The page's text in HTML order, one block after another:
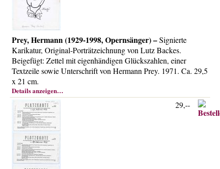
Prey, Hermann (1929-1998, Opernsänger) –Signierte
Karikatur, Original-Porträtzeichnung von Lutz Backes.
Beigefügt: Zettel mit eigenhändigen Glückszahlen, einer
Textzeile sowie Unterschrift von Hermann Prey. 1971. Ca. 29,5
x 21 cm.
Details anzeigen…
29,--